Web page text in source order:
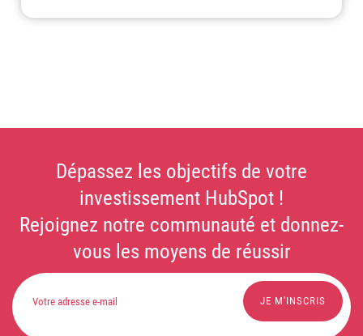
Dépassez les objectifs de votre
investissement HubSpot !
Rejoignez notre communauté et donnez-
vous les moyens de réussir